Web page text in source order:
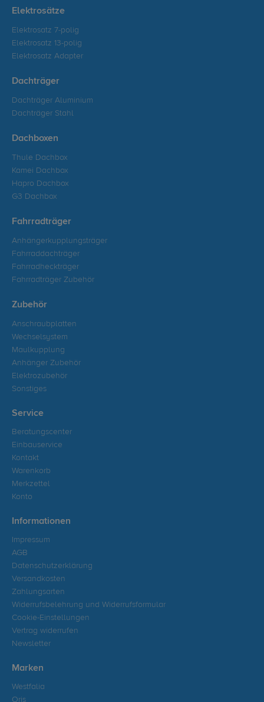
Elektrosätze
Elektrosatz 7-polig
Elektrosatz 13-polig
Elektrosatz Adapter
Dachträger
Dachträger Aluminium
Dachträger Stahl
Dachboxen
Thule Dachbox
Kamei Dachbox
Hapro Dachbox
G3 Dachbox
Fahrradträger
Anhängerkupplungsträger
Fahrraddachträger
Fahrradheckträger
Fahrradträger Zubehör
Zubehör
Anschraubplatten
Wechselsystem
Maulkupplung
Anhänger Zubehör
Elektrozubehör
Sonstiges
Service
Beratungscenter
Einbauservice
Kontakt
Warenkorb
Merkzettel
Konto
Informationen
Impressum
AGB
Datenschutzerklärung
Versandkosten
Zahlungsarten
Widerrufsbelehrung und Widerrufsformular
Cookie-Einstellungen
Vertrag widerrufen
Newsletter
Marken
Westfalia
Oris